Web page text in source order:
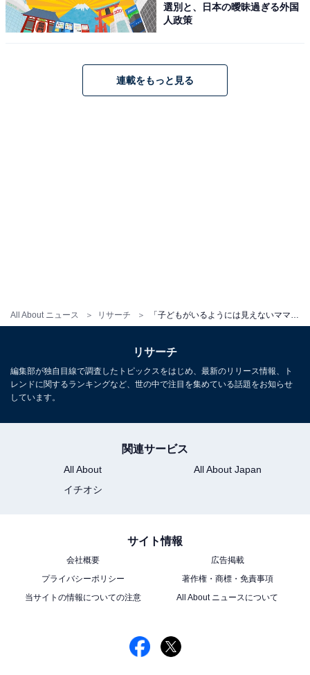
All About ニュース リサーチ
1 2
選別と、日本の曖昧過ぎる外国
人政策
連載をもっと見る
リサーチ
編集部が独自目線で調査したトピックスをはじめ、最新のリリース情報、ト
レンドに関するランキングなど、世の中で注目を集めている話題をお知らせ
しています。
関連サービス
All About
All About Japan
イチオシ
サイト情報
会社概要
広告掲載
プライバシーポリシー
著作権・商標・免責事項
当サイトの情報についての注意
All About ニュースについて